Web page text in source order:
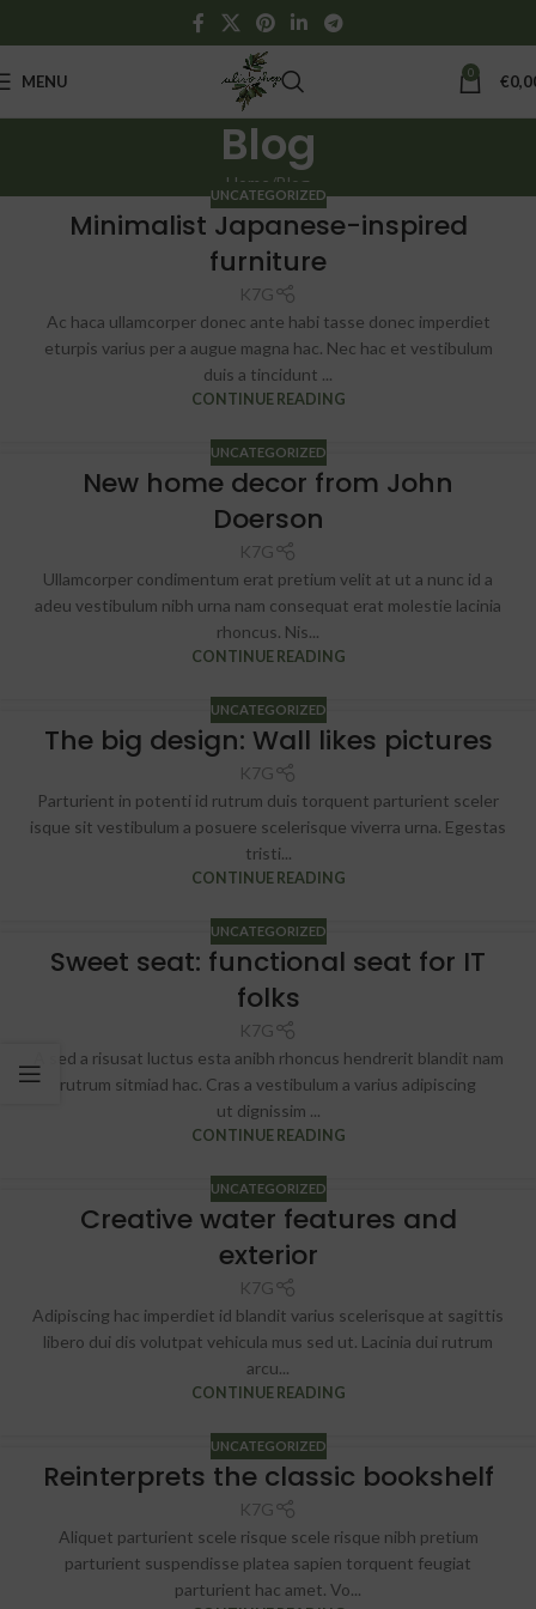
MENU 0 €
Blog
Home Blog
UNCATEGORIZED
Minimalist Japanese-inspired
furniture
K7G
Ac haca ullamcorper donec ante habi tasse donec imperdiet
eturpis varius per a augue magna hac. Nec hac et vestibulum
duis a tincidunt ...
CONTINUE READING
UNCATEGORIZED
New home decor from John
Doerson
K7G
Ullamcorper condimentum erat pretium velit at ut a nunc id a
adeu vestibulum nibh urna nam consequat erat molestie lacinia
rhoncus. Nis...
CONTINUE READING
UNCATEGORIZED
The big design: Wall likes pictures
K7G
Parturient in potenti id rutrum duis torquent parturient sceler
isque sit vestibulum a posuere scelerisque viverra urna. Egestas
tristi...
CONTINUE READING
UNCATEGORIZED
Sweet seat: functional seat for IT
folks
K7G
A sed a risusat luctus esta anibh rhoncus hendrerit blandit nam
rutrum sitmiad hac. Cras a vestibulum a varius adipiscing
ut dignissim ...
CONTINUE READING
UNCATEGORIZED
Creative water features and
exterior
K7G
Adipiscing hac imperdiet id blandit varius scelerisque at sagittis
libero dui dis volutpat vehicula mus sed ut. Lacinia dui rutrum
arcu...
CONTINUE READING
UNCATEGORIZED
Reinterprets the classic bookshelf
K7G
Aliquet parturient scele risque scele risque nibh pretium
parturient suspendisse platea sapien torquent feugiat
parturient hac amet. Vo...